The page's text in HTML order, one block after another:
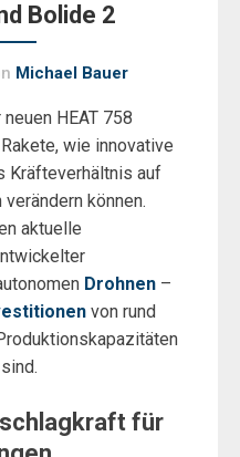
Bolide 2
Michael Bauer
HEAT 758
wie innovative
Kräfteverhältnis auf
können.
aktuelle
Drohnen –
von rund
für